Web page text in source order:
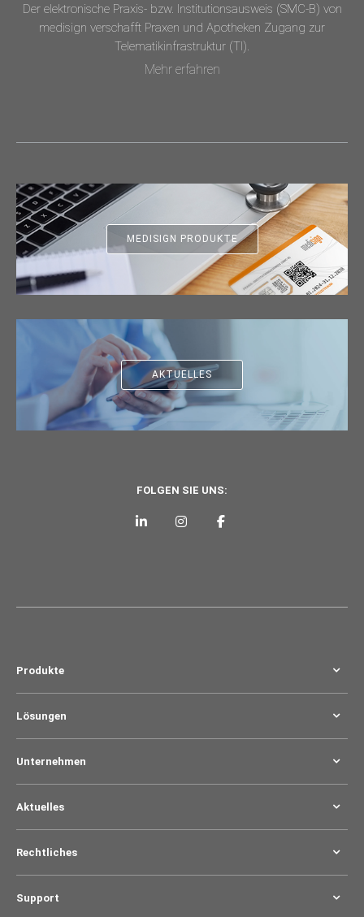
Der elektronische Praxis- bzw. Institutionsausweis (SMC-B) von
medisign verschafft Praxen und Apotheken Zugang zur
Telematikinfrastruktur (TI).
Mehr erfahren
MEDISIGN PRODUKTE
AKTUELLES
FOLGEN SIE UNS:
Produkte
Lösungen
Unternehmen
Aktuelles
Rechtliches
Support